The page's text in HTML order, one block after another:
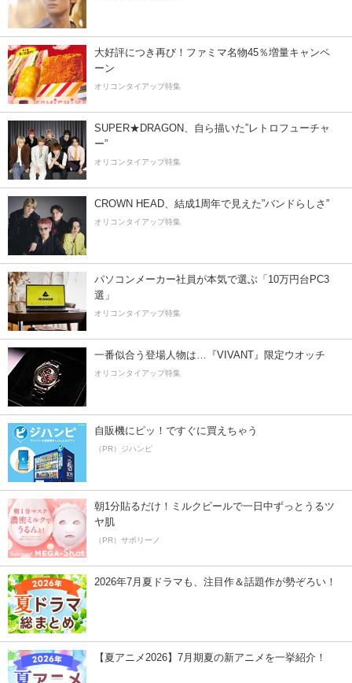
大好評につき再び！ファミマ名物45％増量キャンペ
ーン
オリコンタイアップ特集
SUPER★DRAGON、自ら描いた”レトロフューチャ
ー”
オリコンタイアップ特集
CROWN HEAD、結成1周年で見えた”バンドらしさ”
オリコンタイアップ特集
パソコンメーカー社員が本気で選ぶ「10万円台PC3
選」
オリコンタイアップ特集
一番似合う登場人物は…『VIVANT』限定ウオッチ
オリコンタイアップ特集
自販機にピッ！ですぐに買えちゃう
（PR）ジハンピ
朝1分貼るだけ！ミルクピールで一日中ずっとうるツ
ヤ肌
（PR）サボリーノ
2026年7月夏ドラマも、注目作＆話題作が勢ぞろい！
【夏アニメ2026】7月期夏の新アニメを一挙紹介！